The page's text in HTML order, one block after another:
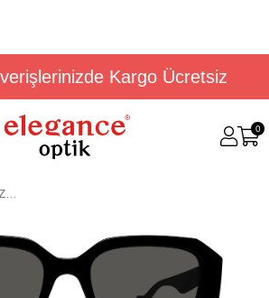
Kargo Ücretsiz
0
GÜNEŞ GÖZLÜĞÜ GUCCI GG1535S 001